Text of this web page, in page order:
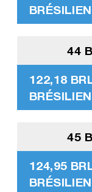
44
122,18
45
124,95